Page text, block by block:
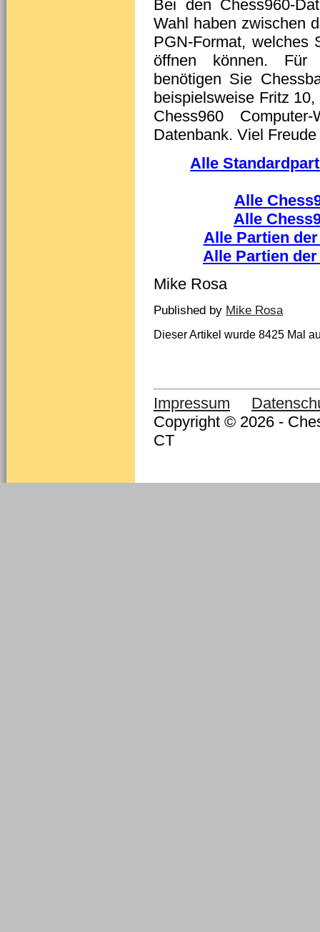
Bei den Chess960-
Wahl haben zwischen
PGN-Format, welches
öffnen können. Für
benötigen Sie
beispielsweise Fritz
Chess960
Datenbank. Viel
Alle
Alle
Alle
Alle Partien
Alle Partien
Mike Rosa
Published by Mike Rosa
Dieser Artikel wurde 8425 Mal
Impressum
Copyright © 2026 -
CT